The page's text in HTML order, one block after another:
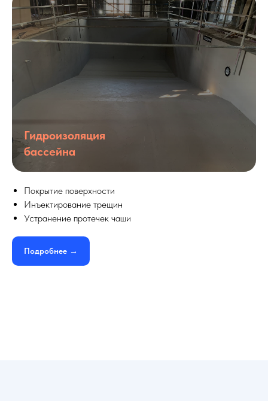
Гидроизоляция
бассейна
Покрытие поверхности
Инъектирование трещин
Устранение протечек чаши
Подробнее →